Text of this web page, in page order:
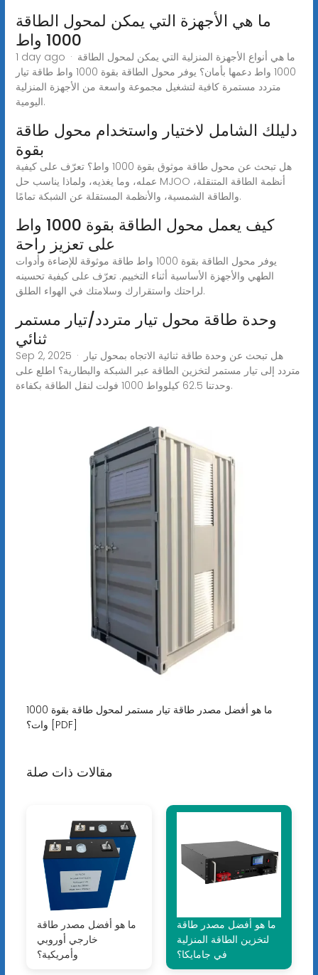
ما هي الأجهزة التي يمكن لمحول الطاقة
1000 واط
1 day ago · ما هي أنواع الأجهزة المنزلية التي يمكن لمحول الطاقة
1000 واط دعمها بأمان؟ يوفر محول الطاقة بقوة 1000 واط طاقة تيار
متردد مستمرة كافية لتشغيل مجموعة واسعة من الأجهزة المنزلية
اليومية.
دليلك الشامل لاختيار واستخدام محول طاقة
بقوة
هل تبحث عن محول طاقة موثوق بقوة 1000 واط؟ تعرّف على كيفية
عمله، وما يغذيه، ولماذا يناسب حل MJOO أنظمة الطاقة المتنقلة،
والطاقة الشمسية، والأنظمة المستقلة عن الشبكة تمامًا.
كيف يعمل محول الطاقة بقوة 1000 واط
على تعزيز راحة
يوفر محول الطاقة بقوة 1000 واط طاقة موثوقة للإضاءة وأدوات
الطهي والأجهزة الأساسية أثناء التخييم. تعرّف على كيفية تحسينه
لراحتك واستقرارك وسلامتك في الهواء الطلق.
وحدة طاقة محول تيار متردد/تيار مستمر
ثنائي
Sep 2, 2025 · هل تبحث عن وحدة طاقة ثنائية الاتجاه بمحول تيار
متردد إلى تيار مستمر لتخزين الطاقة عبر الشبكة والبطارية؟ اطلع على
وحدتنا 62.5 كيلوواط 1000 فولت لنقل الطاقة بكفاءة.
ما هو أفضل مصدر طاقة تيار مستمر لمحول طاقة بقوة 1000
وات؟ [PDF]
مقالات ذات صلة
ما هو أفضل مصدر طاقة
خارجي أوروبي
وأمريكية؟
ما هو أفضل مصدر طاقة
لتخزين الطاقة المنزلية
في جامايكا؟